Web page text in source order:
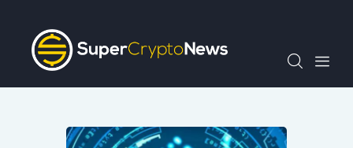
SCN30index
ข่าว
ถาม-ตอบ
ความรู้เบื้องต้น